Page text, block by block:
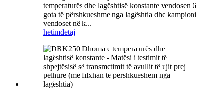
temperaturës dhe lagështisë konstante vendosen 6
gota të përshkueshme nga lagështia dhe kampioni
vendoset në k...
hetimdetaj